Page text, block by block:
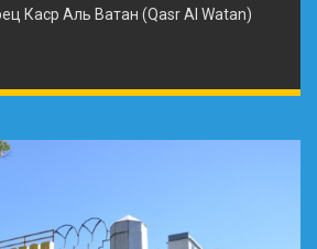
Каср Аль Ватан (Qasr Al Watan)